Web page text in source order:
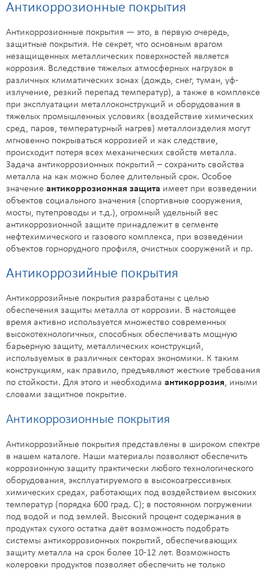
Антикоррозионные покрытия
Антикоррозионные покрытия — это, в первую очередь,
защитные покрытия. Не секрет, что основным врагом
незащищенных металлических поверхностей является
коррозия. Вследствие тяжелых атмосферных нагрузок в
различных климатических зонах (дождь, снег, туман, уф-
излучение, резкий перепад температур), а также в комплексе
при эксплуатации металлоконструкций и оборудования в
тяжелых промышленных условиях (воздействие химических
сред, паров, температурный нагрев) металлоизделия могут
мгновенно покрываться коррозией и как следствие,
происходит потеря всех механических свойств металла.
Задача антикоррозионных покрытий – сохранить свойства
металла на как можно более длительный срок. Особое
значение антикоррозионная защита имеет при возведении
объектов социального значения (спортивные сооружения,
мосты, путепроводы и т.д.), огромный удельный вес
антикоррозионной защите принадлежит в сегменте
нефтехимического и газового комплекса, при возведении
объектов горнорудного профиля, очистных сооружений и пр.
Антикоррозийные покрытия
Антикоррозийные покрытия разработаны с целью
обеспечения защиты металла от коррозии. В настоящее
время активно используется множество современных
высокотехнологичных, способных обеспечивать мощную
барьерную защиту, металлических конструкций,
используемых в различных секторах экономики. К таким
конструкциям, как правило, предъявляют жесткие требования
по стойкости. Для этого и необходима антикоррозия, иными
словами защитное покрытие.
Антикоррозионные покрытия
Антикоррозийные покрытия представлены в широком спектре
в нашем каталоге. Наши материалы позволяют обеспечить
коррозионную защиту практически любого технологического
оборудования, эксплуатируемого в высокоагрессивных
химических средах, работающих под воздействием высоких
температур (порядка 600 град. С); в постоянном погружении
под водой и под землей. Высокий процент содержания в
продуктах сухого остатка даёт возможность подобрать
системы антикоррозионных покрытий, обеспечивающих
защиту металла на срок более 10-12 лет. Возможность
колеровки продуктов позволяет обеспечить не только